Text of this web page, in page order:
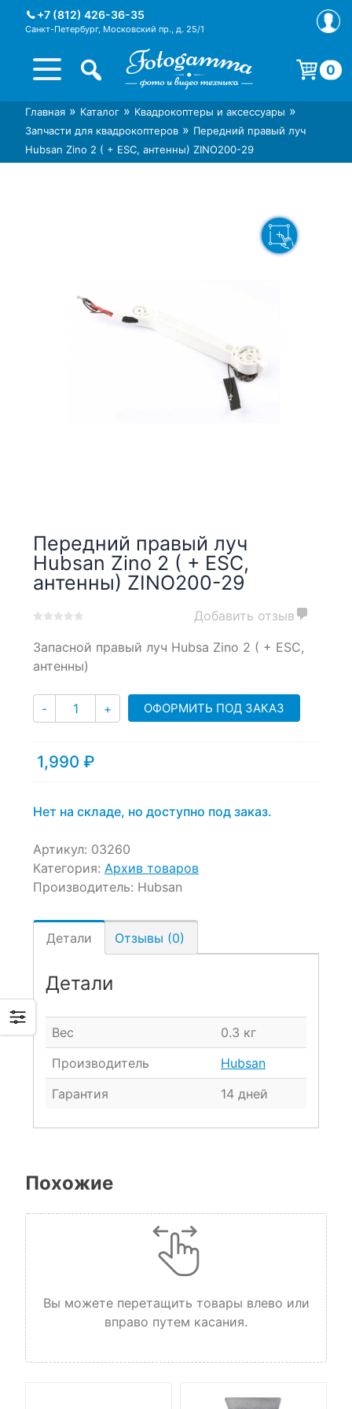
+7 (812) 426-36-35
Санкт-Петербург, Московский пр., д. 25/1
Интернет-магазин фототехники
Foto-Gamma в СПб
Магазин фотоаксессуаров foto-
gamma.ru
0
Корзина пуста.
Главная » Каталог » Квадрокоптеры и аксессуары »
Запчасти для квадрокоптеров » Передний правый луч
Hubsan Zino 2 ( + ESC, антенны) ZINO200-29
Передний правый луч
Hubsan Zino 2 ( + ESC,
антенны) ZINO200-29
out
ratings
Добавить отзыв
Запасной правый луч Hubsa Zino 2 ( + ESC,
антенны)
- Количество
+ ОФОРМИТЬ ПОД ЗАКАЗ
1,990 ₽
Нет на складе, но доступно под заказ.
Артикул: 03260
Категория: Архив товаров
Производитель: Hubsan
Детали Отзывы (0)
Детали
Вес
0.3 кг
Производитель
Hubsan
Гарантия
14 дней
Похожие
Вы можете перетащить товары влево или
вправо путем касания.